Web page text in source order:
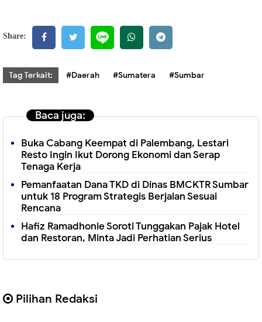
Share:
Tag Terkait: #Daerah #Sumatera #Sumbar
Baca juga:
Buka Cabang Keempat di Palembang, Lestari
Resto Ingin Ikut Dorong Ekonomi dan Serap
Tenaga Kerja
Pemanfaatan Dana TKD di Dinas BMCKTR Sumbar
untuk 18 Program Strategis Berjalan Sesuai
Rencana
Hafiz Ramadhonie Soroti Tunggakan Pajak Hotel
dan Restoran, Minta Jadi Perhatian Serius
Pilihan Redaksi